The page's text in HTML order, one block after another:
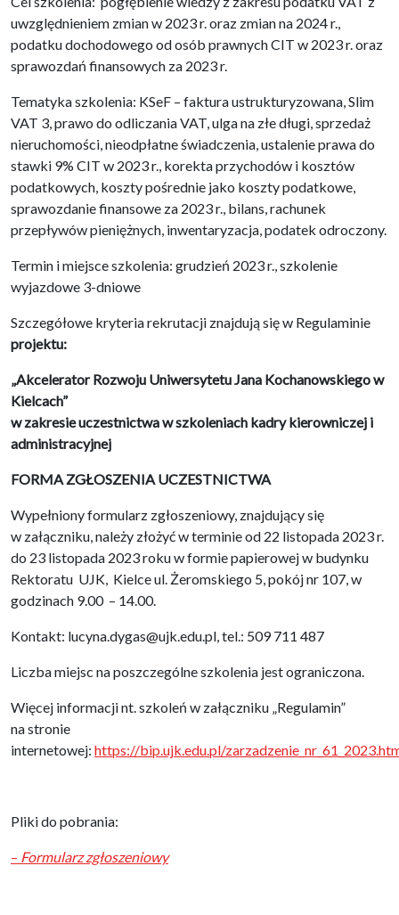
uwzględnieniem zmian w 2023 r. oraz zmian na 2024 r.,
podatku dochodowego od osób prawnych CIT w 2023 r. oraz
sprawozdań finansowych za 2023 r.
Tematyka szkolenia: KSeF – faktura ustrukturyzowana, Slim
VAT 3, prawo do odliczania VAT, ulga na złe długi, sprzedaż
nieruchomości, nieodpłatne świadczenia, ustalenie prawa do
stawki 9% CIT w 2023 r., korekta przychodów i kosztów
podatkowych, koszty pośrednie jako koszty podatkowe,
sprawozdanie finansowe za 2023 r., bilans, rachunek
przepływów pieniężnych, inwentaryzacja, podatek odroczony.
Termin i miejsce szkolenia: grudzień 2023 r., szkolenie
wyjazdowe 3-dniowe
Szczegółowe kryteria rekrutacji znajdują się w Regulaminie
projektu:
„Akcelerator Rozwoju Uniwersytetu Jana Kochanowskiego w
Kielcach”
w zakresie uczestnictwa w szkoleniach kadry kierowniczej i
administracyjnej
FORMA ZGŁOSZENIA UCZESTNICTWA
Wypełniony formularz zgłoszeniowy, znajdujący się
w załączniku, należy złożyć w terminie od 22 listopada 2023 r.
do 23 listopada 2023 roku w formie papierowej w budynku
Rektoratu UJK, Kielce ul. Żeromskiego 5, pokój nr 107, w
godzinach 9.00 – 14.00.
Kontakt: lucyna.dygas@ujk.edu.pl, tel.: 509 711 487
Liczba miejsc na poszczególne szkolenia jest ograniczona.
Więcej informacji nt. szkoleń w załączniku „Regulamin”
na stronie
internetowej: https://bip.ujk.edu.pl/
Pliki do pobrania:
– Formularz zgłoszeniowy